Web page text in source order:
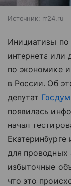
Источник: m24.ru
Инициативы по
интернета или
по экономике
в России. Об
депутат
появилась
начал
для проводных
избыточные
что это